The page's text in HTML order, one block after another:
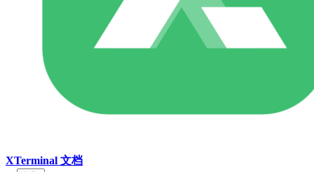
XTerminal 文档